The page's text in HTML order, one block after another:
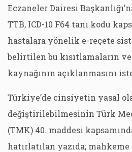
Eczaneler Dairesi
TTB, ICD-10 F64 tanı kodu
hastalara yönelik e-reçete
belirtilen bu kısıtlamaların
kaynağının açıklanmasını
Türkiye’de cinsiyetin yasal
değiştirilebilmesinin Türk
(TMK) 40. maddesi
hatırlatılan yazıda;